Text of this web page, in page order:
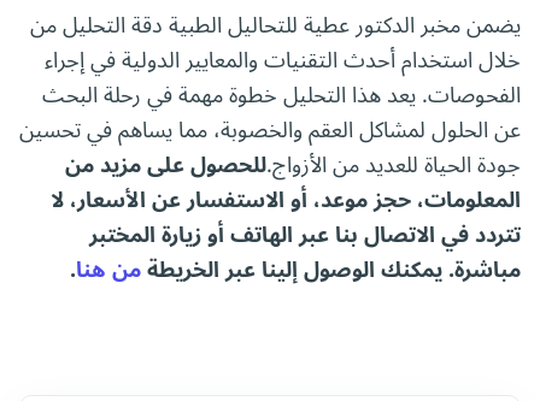
يضمن مخبر الدكتور عطية للتحاليل الطبية دقة التحليل من
خلال استخدام أحدث التقنيات والمعايير الدولية في إجراء
الفحوصات. يعد هذا التحليل خطوة مهمة في رحلة البحث
عن الحلول لمشاكل العقم والخصوبة، مما يساهم في تحسين
جودة الحياة للعديد من الأزواج.للحصول على مزيد من
المعلومات، حجز موعد، أو الاستفسار عن الأسعار، لا
تتردد في الاتصال بنا عبر الهاتف أو زيارة المختبر
مباشرة. يمكنك الوصول إلينا عبر الخريطةمن هنا.